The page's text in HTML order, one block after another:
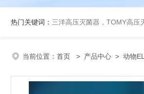
热门关键词： 三洋高压灭菌器，TOMY高压
当前位置： 首页 > 产品中心 > 动物